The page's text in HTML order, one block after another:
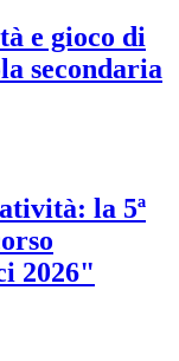
e gioco di
secondaria
la 5ª
2026"